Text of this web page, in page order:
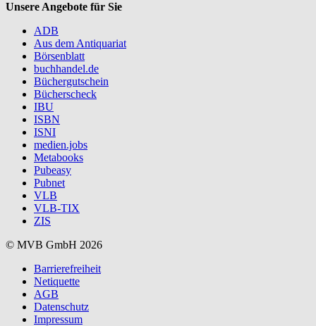
Unsere Angebote für Sie
ADB
Aus dem Antiquariat
Börsenblatt
buchhandel.de
Büchergutschein
Bücherscheck
IBU
ISBN
ISNI
medien.jobs
Metabooks
Pubeasy
Pubnet
VLB
VLB-TIX
ZIS
© MVB GmbH 2026
Barrierefreiheit
Netiquette
AGB
Datenschutz
Impressum